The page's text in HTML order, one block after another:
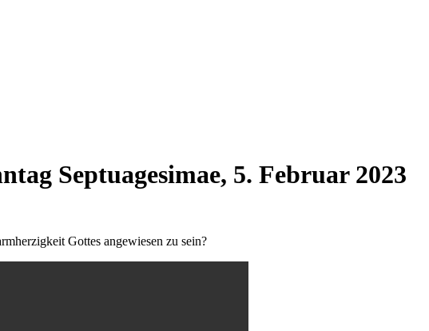
Septuagesimae, 5. Februar 2023
Gottes angewiesen zu sein?